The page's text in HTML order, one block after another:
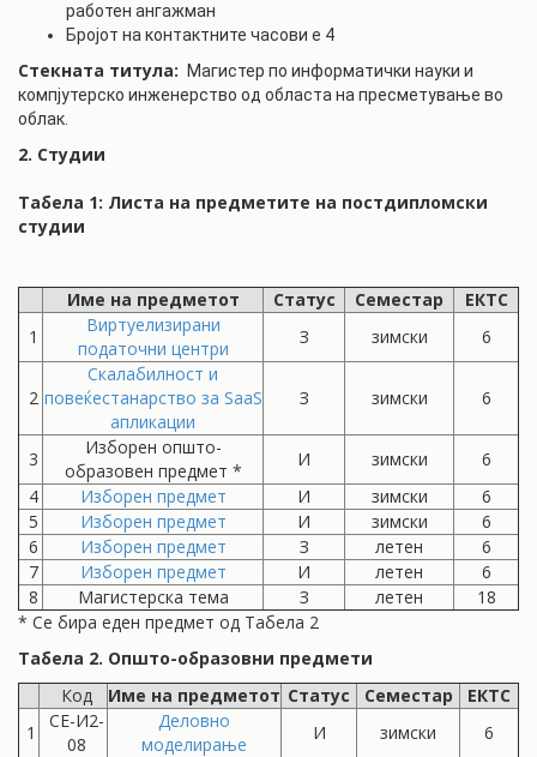
работен ангажман
Бројот на контактните часови е 4
Стекната титула:
Магистер по информатички науки и
компјутерско инженерство од областа на пресметување во
облак.
2. Студии
Табела 1: Листа на предметите на постдипломски
студии
Име на предметот Статус Семестар
ЕКТС
1
Виртуелизирани
податочни центри
З зимски 6
2
Скалабилност и
повеќестанарство за SaaS
апликации
З зимски 6
3
Изборен општо-
образовен предмет *
И зимски
6
4
Изборен предмет И зимски
6
5
Изборен предмет И зимски
6
6
Изборен предмет З летен
6
7
Изборен предмет И летен
6
8
Магистерска тема З летен
18
* Се бира еден предмет од Табела 2
Табела 2. Општо-образовни предмети
Код
Име на предметот Статус Семестар
ЕКТС
1
СЕ-И2-
08
Деловно
моделирање
И зимски 6